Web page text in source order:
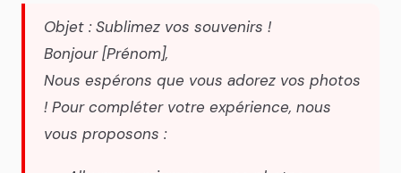
Objet : Sublimez vos souvenirs !
Bonjour [Prénom],
Nous espérons que vous adorez vos photos
! Pour compléter votre expérience, nous
vous proposons :